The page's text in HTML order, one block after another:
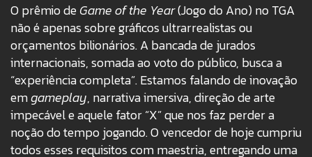
O prêmio deGame of the Year(Jogo do Ano) no TGA
não é apenas sobre gráficos ultrarrealistas ou
orçamentos bilionários. A bancada de jurados
internacionais, somada ao voto do público, busca a
“experiência completa”. Estamos falando de inovação
emgameplay, narrativa imersiva, direção de arte
impecável e aquele fator “X” que nos faz perder a
noção do tempo jogando. O vencedor de hoje cumpriu
todos esses requisitos com maestria, entregando uma